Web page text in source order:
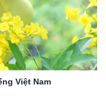
Việt Nam